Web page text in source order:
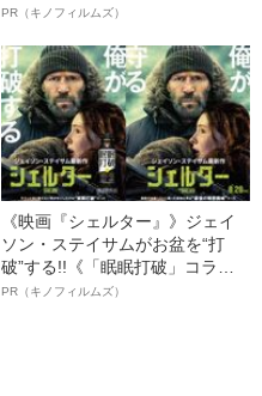
ルインタビュー“観客を魅了した
語る”《日本興収70億円突破》
PR（キノフィルムズ）
《映画『シェルター』》ジェイ
ソン・ステイサムがお盆を“打
破”する!!《「眠眠打破」コラ
ボ》
PR（キノフィルムズ）